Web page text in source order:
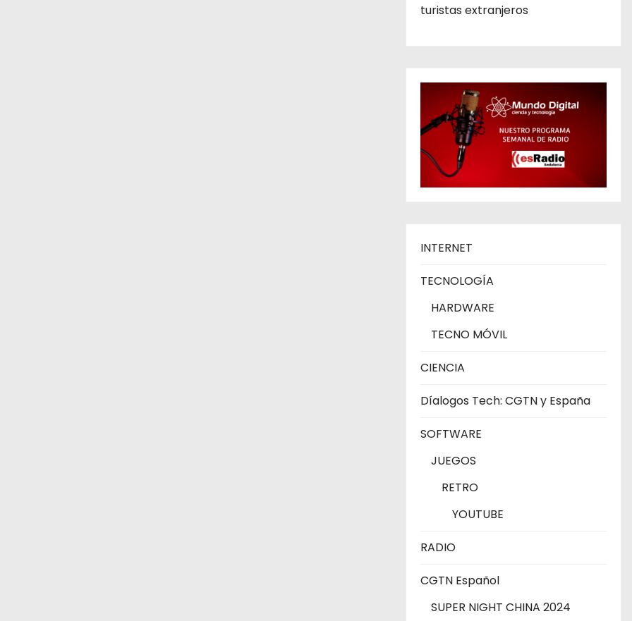
turistas extranjeros
INTERNET
TECNOLOGÍA
HARDWARE
TECNO MÓVIL
CIENCIA
Díalogos Tech: CGTN y España
SOFTWARE
JUEGOS
RETRO
YOUTUBE
RADIO
CGTN Español
SUPER NIGHT CHINA 2024